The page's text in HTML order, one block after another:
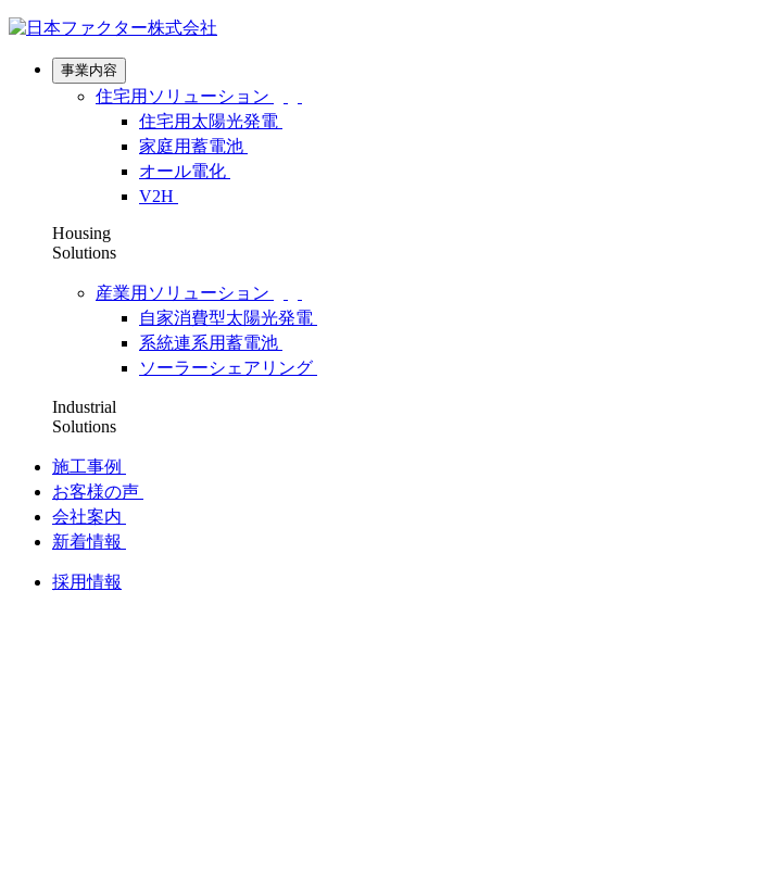
事業内容
住宅用ソリューション
住宅用太陽光発電
家庭用蓄電池
オール電化
V2H
Housing
Solutions
産業用ソリューション
自家消費型太陽光発電
系統連系用蓄電池
ソーラーシェアリング
Industrial
Solutions
施工事例
お客様の声
会社案内
新着情報
採用情報